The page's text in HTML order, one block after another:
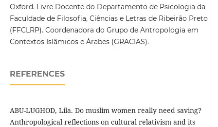
Oxford. Livre Docente do Departamento de Psicologia da
Faculdade de Filosofia, Ciências e Letras de Ribeirão Preto
(FFCLRP). Coordenadora do Grupo de Antropologia em
Contextos Islâmicos e Árabes (GRACIAS).
REFERENCES
ABU-LUGHOD, Lila. Do muslim women really need saving?
Anthropological reflections on cultural relativism and its